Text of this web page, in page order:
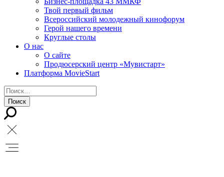
Твой первый фильм
Всероссийский молодежный кинофорум
Герой нашего времени
Круглые столы
О нас
О сайте
Продюсерский центр «Мувистарт»
Платформа MovieStart